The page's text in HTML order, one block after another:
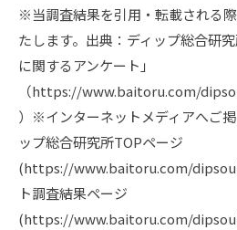
※当調査結果を引用・転載される
たします。出典：ディップ総合研
に関するアンケート」
（https://www.baitoru.com/
）※インターネットメディアへご
ップ総合研究所TOPページ
(https://www.baitoru.com/
ト調査結果ページ
(https://www.baitoru.com/